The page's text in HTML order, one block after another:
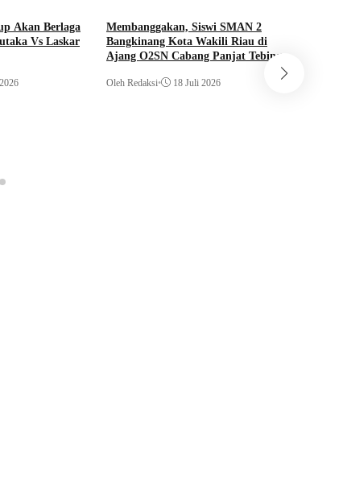
Akan Berlaga
Vs Laskar
Membanggakan, Siswi SMAN 2
Bangkinang Kota Wakili Riau di
Ajang O2SN Cabang Panjat Tebing
Oleh Redaksi• 18 Juli 2026